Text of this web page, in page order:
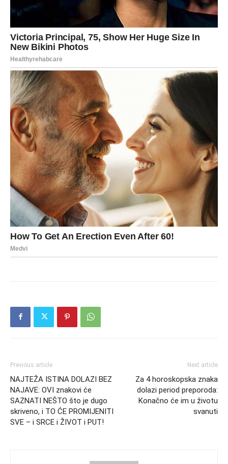
Previous article
NAJTEŽA ISTINA DOLAZI BEZ
NAJAVE: OVI znakovi će
SAZNATI NEŠTO što je dugo
skriveno, i TO ĆE PROMIJENITI
SVE – i SRCE i ŽIVOT i PUT!
Next article
Za 4 horoskopska znaka
dolazi period preporoda:
Konačno će im u životu
svanuti